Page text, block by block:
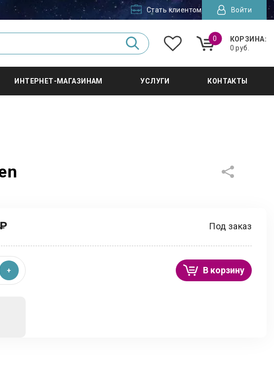
Стать клиентом Войти
0
КОРЗИНА:
0 руб.
ИНТЕРНЕТ-МАГАЗИНАМ УСЛУГИ КОНТАКТЫ
Под заказ
В корзину